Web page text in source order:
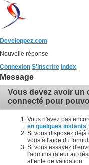
Developpez.com
Nouvelle réponse
Connexion S'inscrire Index
Message
Vous devez avoir un
connecté pour
Vous n'avez pas
en quelques instants
Si vous disposez déjà
vous à l'aide du
Si vous essayez
l'administrateur ait
attente de validation.